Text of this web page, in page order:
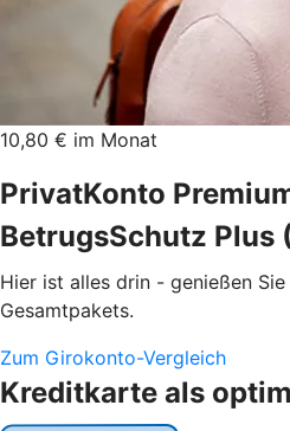
10,80 € im Monat
PrivatKonto
BetrugsSchutz Plus
Hier ist alles drin - genießen
Gesamtpakets.
Zum Girokonto-Vergleich
Kreditkarte als